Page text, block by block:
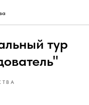
тур